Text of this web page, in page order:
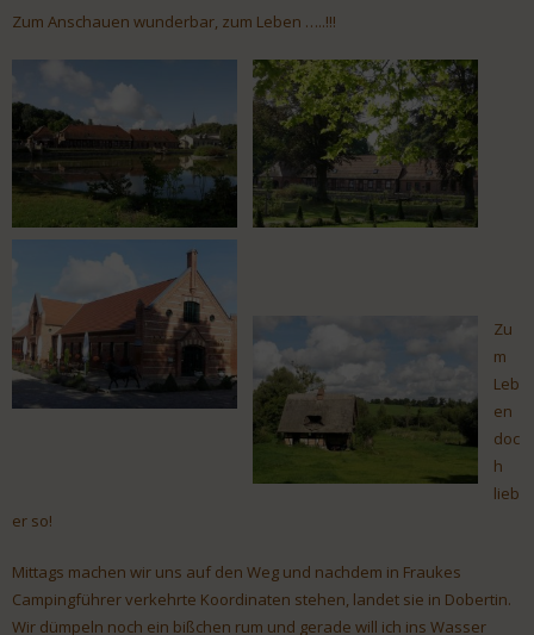
Zum Anschauen wunderbar, zum Leben …..!!!
Zu
m
Leb
en
doc
h
lieb
er so!
Mittags machen wir uns auf den Weg und nachdem in Fraukes
Campingführer verkehrte Koordinaten stehen, landet sie in Dobertin.
Wir dümpeln noch ein bißchen rum und gerade will ich ins Wasser